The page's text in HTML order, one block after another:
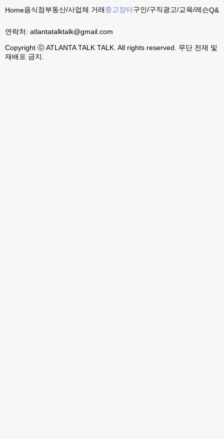
Home음식점부동산/사업체 거래중고장터구인/구직광고/교육/레슨Q&A
연락처: atlantatalktalk@gmail.com
Copyright ⓒ ATLANTA TALK TALK. All rights reserved. 무단 전재 및
재배포 금지.